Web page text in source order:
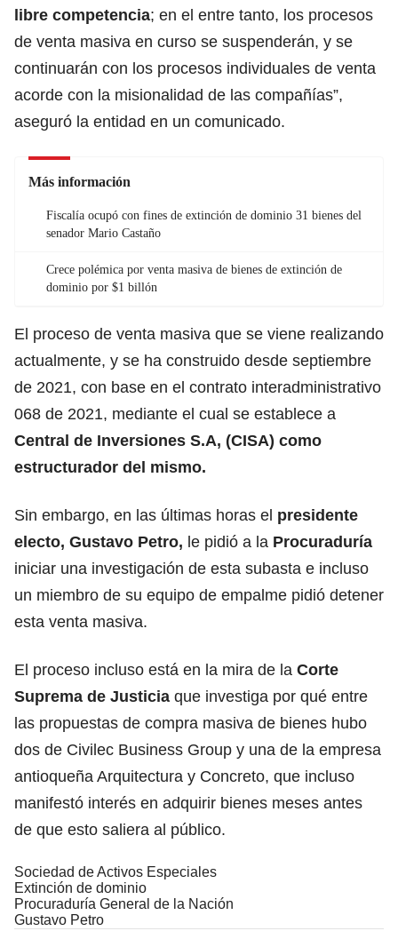
libre competencia; en el entre tanto, los procesos
de venta masiva en curso se suspenderán, y se
continuarán con los procesos individuales de venta
acorde con la misionalidad de las compañías”,
aseguró la entidad en un comunicado.
Más información
Fiscalía ocupó con fines de extinción de dominio 31 bienes del
senador Mario Castaño
Crece polémica por venta masiva de bienes de extinción de
dominio por $1 billón
El proceso de venta masiva que se viene realizando
actualmente, y se ha construido desde septiembre
de 2021, con base en el contrato interadministrativo
068 de 2021, mediante el cual se establece a
Central de Inversiones S.A, (CISA) como
estructurador del mismo.
Sin embargo, en las últimas horas el presidente
electo, Gustavo Petro, le pidió a la Procuraduría
iniciar una investigación de esta subasta e incluso
un miembro de su equipo de empalme pidió detener
esta venta masiva.
El proceso incluso está en la mira de la Corte
Suprema de Justicia que investiga por qué entre
las propuestas de compra masiva de bienes hubo
dos de Civilec Business Group y una de la empresa
antioqueña Arquitectura y Concreto, que incluso
manifestó interés en adquirir bienes meses antes
de que esto saliera al público.
Sociedad de Activos Especiales
Extinción de dominio
Procuraduría General de la Nación
Gustavo Petro